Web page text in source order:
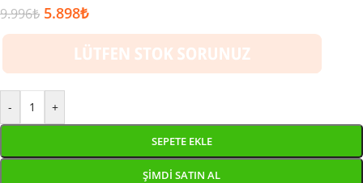
9.996₺ 5.898₺
- +
SEPETE EKLE
ŞIMDI SATIN AL